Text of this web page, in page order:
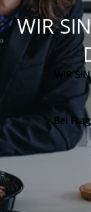
WIR
WIR
Bei